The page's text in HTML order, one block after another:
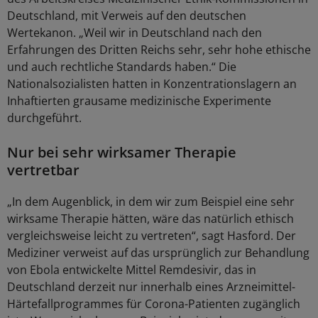
Deutschland, mit Verweis auf den deutschen
Wertekanon. „Weil wir in Deutschland nach den
Erfahrungen des Dritten Reichs sehr, sehr hohe ethische
und auch rechtliche Standards haben.“ Die
Nationalsozialisten hatten in Konzentrationslagern an
Inhaftierten grausame medizinische Experimente
durchgeführt.
Nur bei sehr wirksamer Therapie
vertretbar
„In dem Augenblick, in dem wir zum Beispiel eine sehr
wirksame Therapie hätten, wäre das natürlich ethisch
vergleichsweise leicht zu vertreten“, sagt Hasford. Der
Mediziner verweist auf das ursprünglich zur Behandlung
von Ebola entwickelte Mittel Remdesivir, das in
Deutschland derzeit nur innerhalb eines Arzneimittel-
Härtefallprogrammes für Corona-Patienten zugänglich